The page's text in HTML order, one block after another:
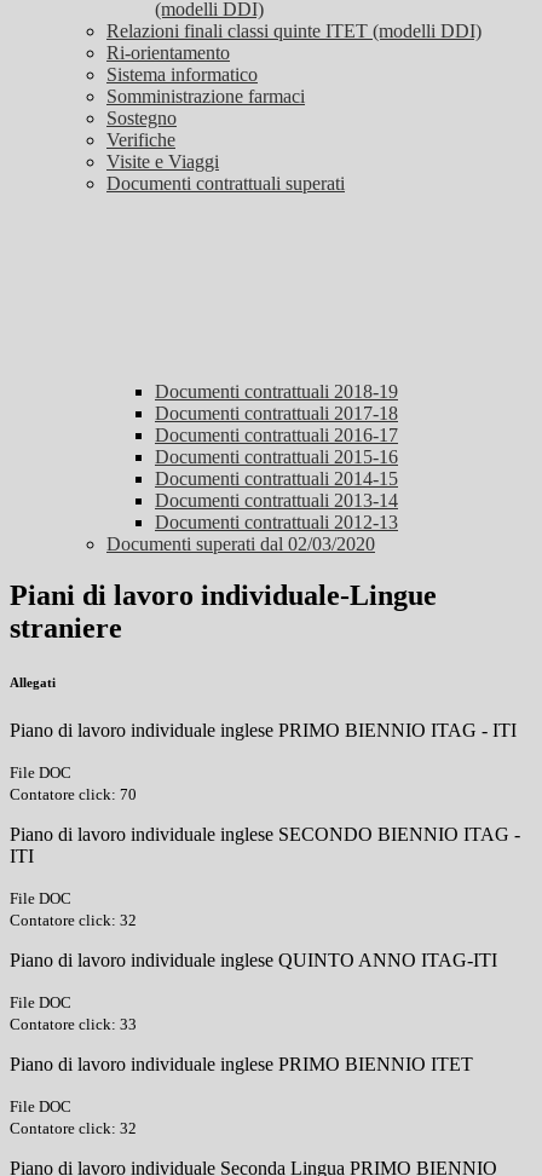
(modelli DDI)
Relazioni finali classi quinte ITET (modelli DDI)
Ri-orientamento
Sistema informatico
Somministrazione farmaci
Sostegno
Verifiche
Visite e Viaggi
Documenti contrattuali superati
Documenti contrattuali 2018-19
Documenti contrattuali 2017-18
Documenti contrattuali 2016-17
Documenti contrattuali 2015-16
Documenti contrattuali 2014-15
Documenti contrattuali 2013-14
Documenti contrattuali 2012-13
Documenti superati dal 02/03/2020
Piani di lavoro individuale-Lingue
straniere
Allegati
Piano di lavoro individuale inglese PRIMO BIENNIO ITAG - ITI
File DOC
Contatore click: 70
Piano di lavoro individuale inglese SECONDO BIENNIO ITAG -
ITI
File DOC
Contatore click: 32
Piano di lavoro individuale inglese QUINTO ANNO ITAG-ITI
File DOC
Contatore click: 33
Piano di lavoro individuale inglese PRIMO BIENNIO ITET
File DOC
Contatore click: 32
Piano di lavoro individuale Seconda Lingua PRIMO BIENNIO